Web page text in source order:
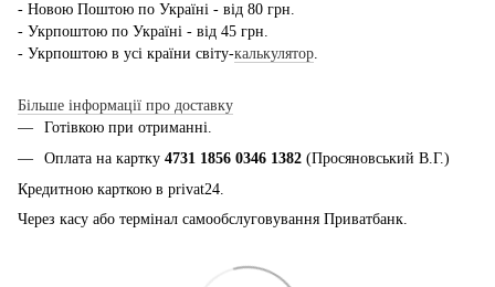
- Новою Поштою по Україні - від 80 грн.
- Укрпоштою по Україні - від 45 грн.
- Укрпоштою в усі країни світу-калькулятор
Більше інформації про доставку
Готівкою при отриманні.
Оплата на картку 4731 1856 0346 1382 (Просяновський В.Г.)
Кредитною карткою в privat24.
Через касу або термінал самообслуговування Приватбанк.